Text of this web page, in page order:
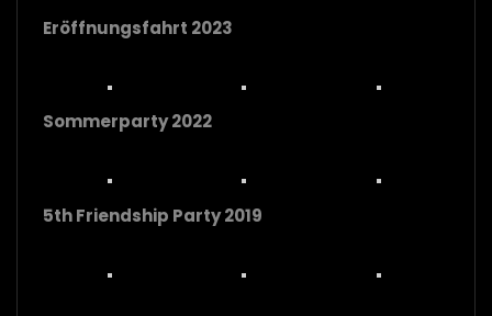
Eröffnungsfahrt 2023
Sommerparty 2022
5th Friendship Party 2019